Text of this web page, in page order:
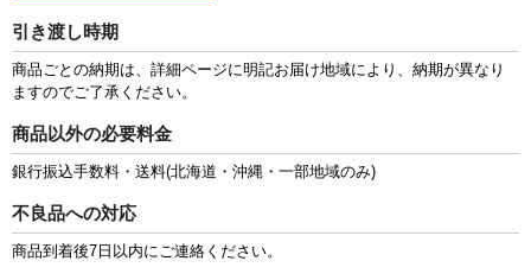
引き渡し時期
商品ごとの納期は、詳細ページに明記お届け地域により、納期が異なり
ますのでご了承ください。
商品以外の必要料金
銀行振込手数料・送料(北海道・沖縄・一部地域のみ)
不良品への対応
商品到着後7日以内にご連絡ください。